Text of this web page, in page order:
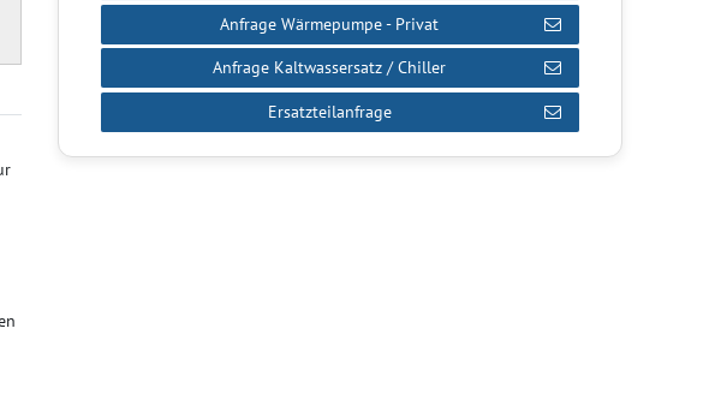
Anfrage Wärmepumpe - Privat
Anfrage Kaltwassersatz / Chiller
Ersatzteilanfrage